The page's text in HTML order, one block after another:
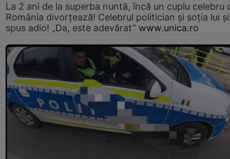
La 2 ani de la superba nuntă, încă un cuplu celebru
România divorțează! Celebrul politician și soția lui
spus adio! „Da, este adevărat” www.unica.ro